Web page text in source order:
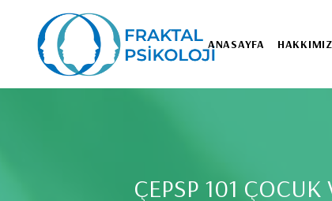
ANASAYFA
ÇEPSP 101